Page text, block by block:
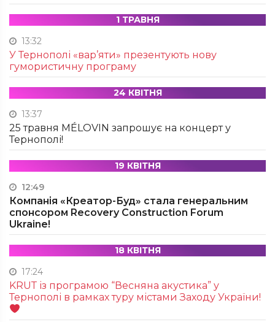
1 ТРАВНЯ
13:32
У Тернополі «вар’яти» презентують нову
гумористичну програму
24 КВІТНЯ
13:37
25 травня MÉLOVIN запрошує на концерт у
Тернополі!
19 КВІТНЯ
12:49
Компанія «Креатор-Буд» стала генеральним
спонсором Recovery Construction Forum
Ukraine!
18 КВІТНЯ
17:24
KRUТ із програмою “Весняна акустика” у
Тернополі в рамках туру містами Заходу України!